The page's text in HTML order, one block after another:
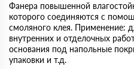
Фанера повышенной
которого соединяются с
смоляного клея. Применение:
внутренних и отделочных
основания под напольные
упаковки и т.д.